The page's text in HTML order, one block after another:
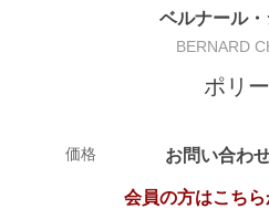
ベルナール
BERNARD
ポリ
価格 お問い合わ
会員の方はこち